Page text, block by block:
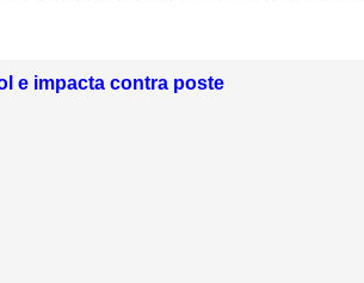
e impacta contra poste